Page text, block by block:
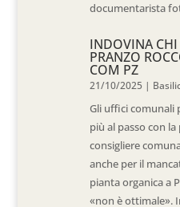
documentarista
INDOVINA CHI
PRANZO
COM PZ
21/10/2025 |
Gli uffici comunali
più al passo con
consigliere
anche per il
pianta organica a
«non è ottimale».